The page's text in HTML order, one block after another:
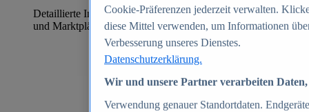
Detaillierte Informationen zu mehr als 39.000 Online-Shops
und Marktplätzen
Cookie-Präferenzen jederzeit verwalten.
diese Mittel verwenden, um Informationen
Verbesserung unseres Dienstes.
Datenschutzerklärung.
Wir und unsere Partner verarbeiten
Verwendung genauer Standortdaten.